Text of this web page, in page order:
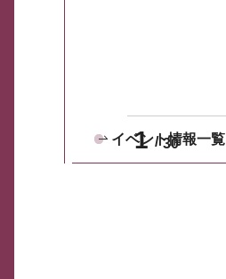
1 30
イベント情報一覧